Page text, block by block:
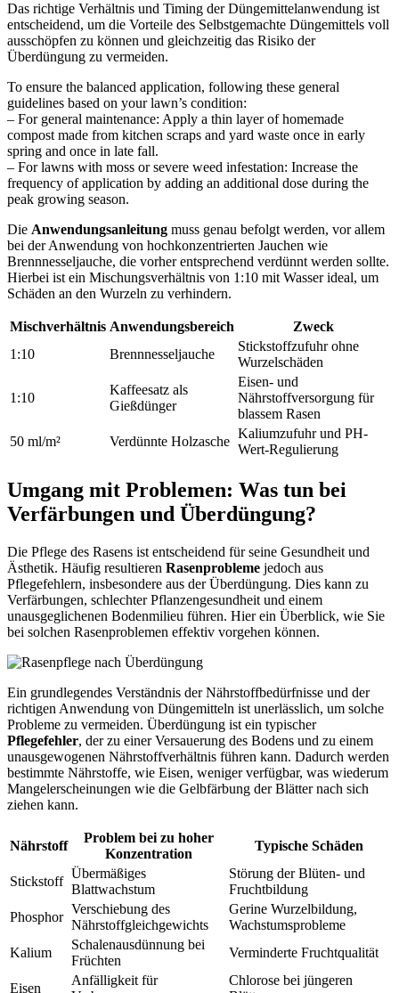
Das richtige Verhältnis und Timing der Düngemittelanwendung ist
entscheidend, um die Vorteile des Selbstgemachte Düngemittels voll
ausschöpfen zu können und gleichzeitig das Risiko der
Überdüngung zu vermeiden.
To ensure the balanced application, following these general
guidelines based on your lawn’s condition:
– For general maintenance: Apply a thin layer of homemade
compost made from kitchen scraps and yard waste once in early
spring and once in late fall.
– For lawns with moss or severe weed infestation: Increase the
frequency of application by adding an additional dose during the
peak growing season.
Die Anwendungsanleitung muss genau befolgt werden, vor allem
bei der Anwendung von hochkonzentrierten Jauchen wie
Brennnesseljauche, die vorher entsprechend verdünnt werden sollte.
Hierbei ist ein Mischungsverhältnis von 1:10 mit Wasser ideal, um
Schäden an den Wurzeln zu verhindern.
Mischverhältnis Anwendungsbereich
Zweck
1:10
Brennnesseljauche
Stickstoffzufuhr ohne
Wurzelschäden
1:10
Kaffeesatz als
Gießdünger
Eisen- und
Nährstoffversorgung für
blassem Rasen
50 ml/m²
Verdünnte Holzasche
Kaliumzufuhr und PH-
Wert-Regulierung
Umgang mit Problemen: Was tun bei
Verfärbungen und Überdüngung?
Die Pflege des Rasens ist entscheidend für seine Gesundheit und
Ästhetik. Häufig resultieren Rasenprobleme jedoch aus
Pflegefehlern, insbesondere aus der Überdüngung. Dies kann zu
Verfärbungen, schlechter Pflanzengesundheit und einem
unausgeglichenen Bodenmilieu führen. Hier ein Überblick, wie Sie
bei solchen Rasenproblemen effektiv vorgehen können.
Ein grundlegendes Verständnis der Nährstoffbedürfnisse und der
richtigen Anwendung von Düngemitteln ist unerlässlich, um solche
Probleme zu vermeiden. Überdüngung ist ein typischer
Pflegefehler, der zu einer Versauerung des Bodens und zu einem
unausgewogenen Nährstoffverhältnis führen kann. Dadurch werden
bestimmte Nährstoffe, wie Eisen, weniger verfügbar, was wiederum
Mangelerscheinungen wie die Gelbfärbung der Blätter nach sich
ziehen kann.
Nährstoff
Problem bei zu hoher
Konzentration
Typische Schäden
Stickstoff
Übermäßiges
Blattwachstum
Störung der Blüten- und
Fruchtbildung
Phosphor
Verschiebung des
Nährstoffgleichgewichts
Gerine Wurzelbildung,
Wachstumsprobleme
Kalium
Schalenausdünnung bei
Früchten
Verminderte Fruchtqualität
Eisen
Anfälligkeit für
Chlorose bei jüngeren